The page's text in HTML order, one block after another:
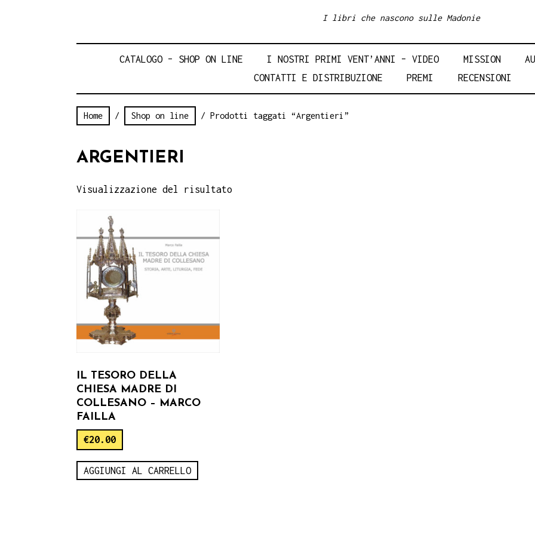
I libri che nascono sulle Madonie
CATALOGO – SHOP ON LINE I NOSTRI PRIMI VENT’ANNI – VIDEO MISSION
CONTATTI E DISTRIBUZIONE
PREMI RECENSIONI
Home / Shop on line / Prodotti taggati “Argentieri”
ARGENTIERI
Visualizzazione del risultato
IL TESORO DELLA
CHIESA MADRE DI
COLLESANO – MARCO
FAILLA
€20.00
AGGIUNGI AL CARRELLO